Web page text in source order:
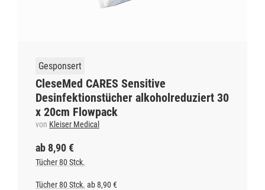
Gesponsert
CleseMed CARES Sensitive
Desinfektionstücher alkoholreduziert 30
x 20cm Flowpack
von Kleiser Medical
ab 8,90 €
Tücher 80 Stck.
Tücher 80 Stck. ab 8,90 €